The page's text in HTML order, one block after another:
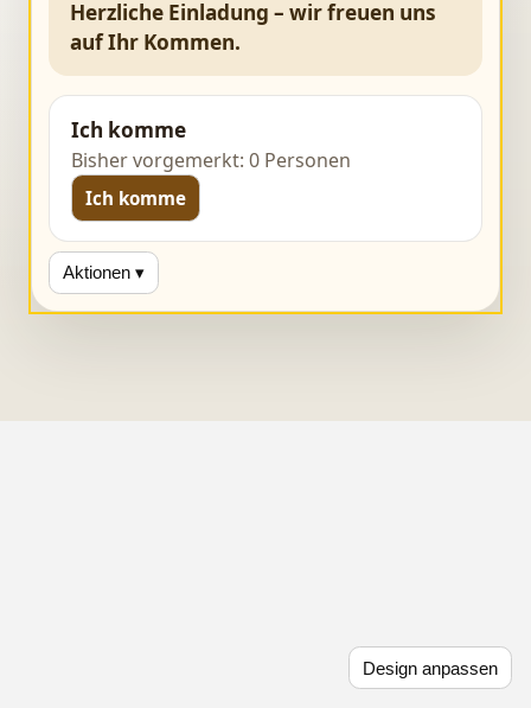
Design anpassen
Herzliche Einladung – wir freuen uns
auf Ihr Kommen.
Ich komme
Bisher vorgemerkt: 0 Personen
Ich komme
Aktionen ▾